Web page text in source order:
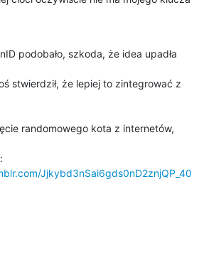
podobało, szkoda, że idea upadła
stwierdził, że lepiej to zintegrować z
randomowego kota z internetów,
Jjkybd3nSai6gds0nD2znjQP_40